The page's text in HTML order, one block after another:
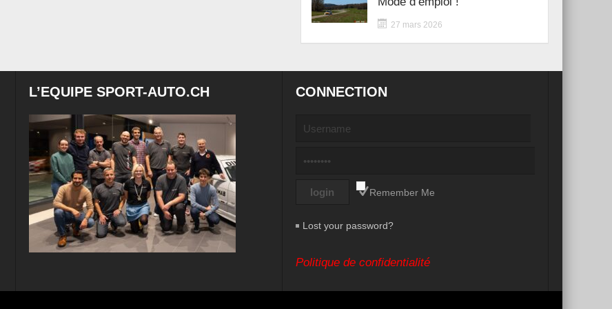
27 mars 2026
L’EQUIPE SPORT-AUTO.CH CONNECTION
Remember Me
Lost your password?
Politique de confidentialité